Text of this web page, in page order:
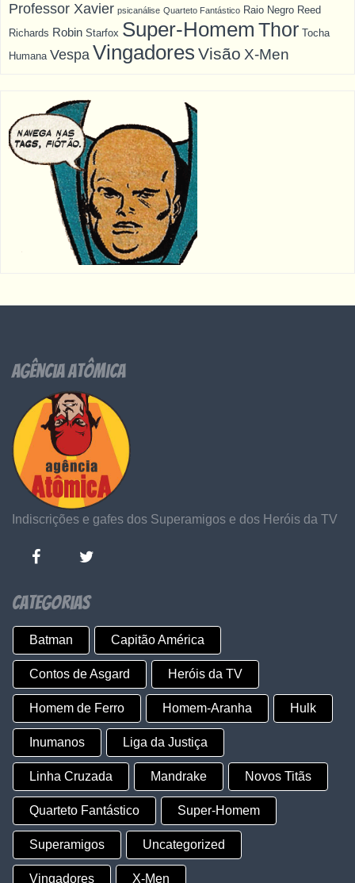
Professor Xavier psicanálise Quarteto Fantástico Raio Negro Reed
Richards Robin Starfox Super-Homem Thor Tocha
Humana Vespa Vingadores Visão X-Men
Agência Atômica
Indiscrições e gafes dos Superamigos e dos Heróis da TV
Categorias
Batman Capitão América
Contos de Asgard Heróis da TV
Homem de Ferro Homem-Aranha Hulk
Inumanos Liga da Justiça
Linha Cruzada Mandrake Novos Titãs
Quarteto Fantástico Super-Homem
Superamigos Uncategorized
Vingadores X-Men